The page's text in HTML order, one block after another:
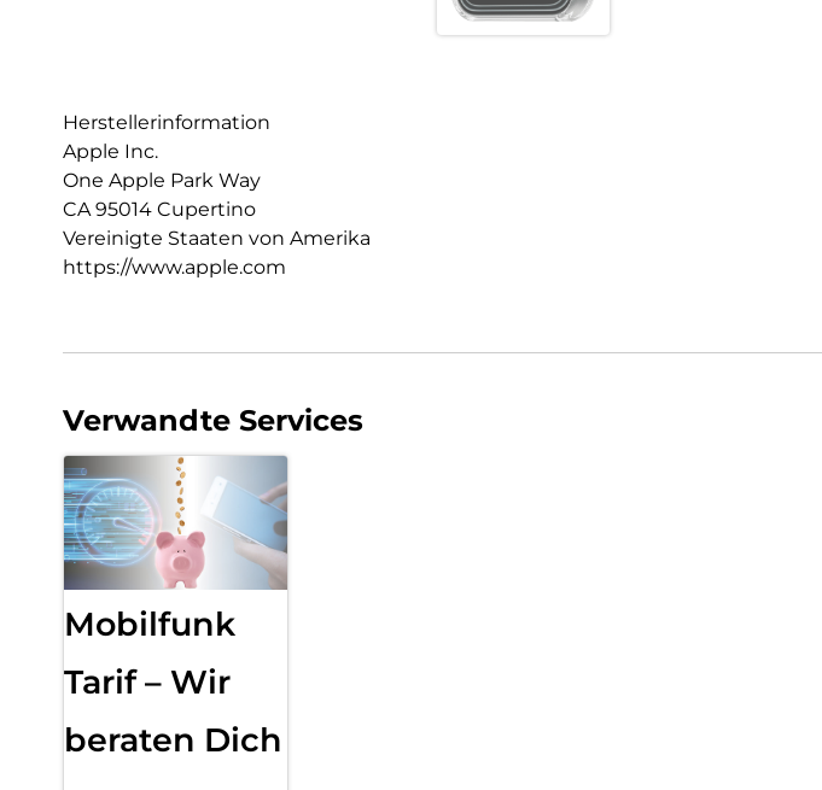
Herstellerinformation
Apple Inc.
One Apple Park Way
CA 95014 Cupertino
Vereinigte Staaten von Amerika
https://www.apple.com
Verwandte Services
Mobilfunk
Tarif – Wir
beraten Dich